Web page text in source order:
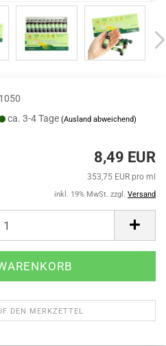
1050
ca. 3-4 Tage(Ausland abweichend)
8,49 EUR
353,75 EUR pro ml
inkl. 19% MwSt. zzgl. Versand
DEN MERKZETTEL